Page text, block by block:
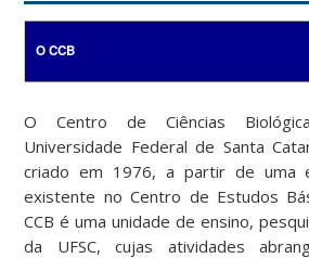
O CCB
O Centro de Ciências
Universidade Federal de Santa
criado em 1976, a partir de uma
existente no Centro de Estudos
CCB é uma unidade de ensino,
da UFSC, cujas atividades